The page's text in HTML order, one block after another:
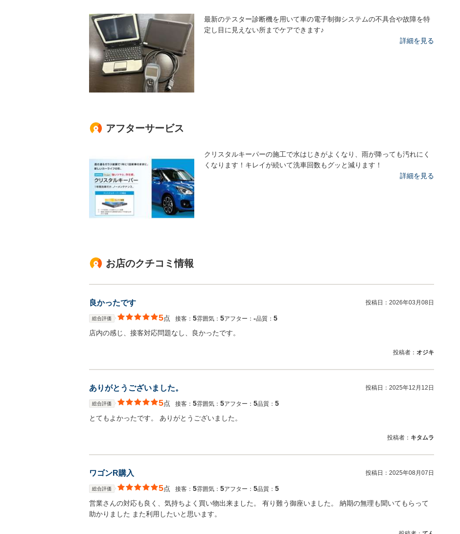
最新のテスター診断機を用いて車の電子制御システムの不具合や故障を特
定し目に見えない所までケアできます♪
詳細を見る
アフターサービス
クリスタルキーパーの施工で水はじきがよくなり、雨が降っても汚れにく
くなります！キレイが続いて洗車回数もグッと減ります！
詳細を見る
お店のクチコミ情報
良かったです 投稿日： 2026年03月08日
総合評価 5点 接客： 5雰囲気： 5アフター： ‐品質： 5
店内の感じ、接客対応問題なし、良かったです。
投稿者： オジキ
ありがとうございました。 投稿日： 2025年12月12日
総合評価 5点 接客： 5雰囲気： 5アフター： 5品質： 5
とてもよかったです。 ありがとうございました。
投稿者： キタムラ
ワゴンR購入 投稿日： 2025年08月07日
総合評価 5点 接客： 5雰囲気： 5アフター： 5品質： 5
営業さんの対応も良く、気持ちよく買い物出来ました。 有り難う御座いました。 納期の無理も聞いてもらって
助かりました また利用したいと思います。